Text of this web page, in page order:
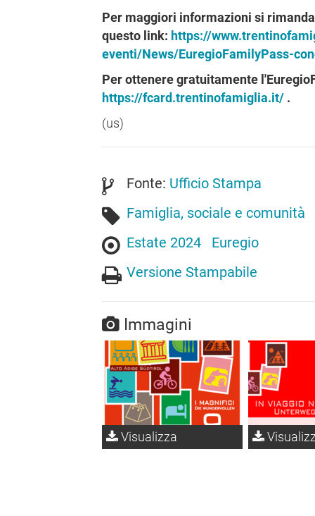
Per maggiori informazioni si
questo link: https://
eventi/News/EuregioFamilyPass-
Per ottenere gratuitamente
https://fcard.trentinofamiglia.it/ .
(us)
Fonte: Ufficio Stampa
Famiglia, sociale e comunità
Estate 2024
Euregio
Versione Stampabile
Immagini
Visualizza